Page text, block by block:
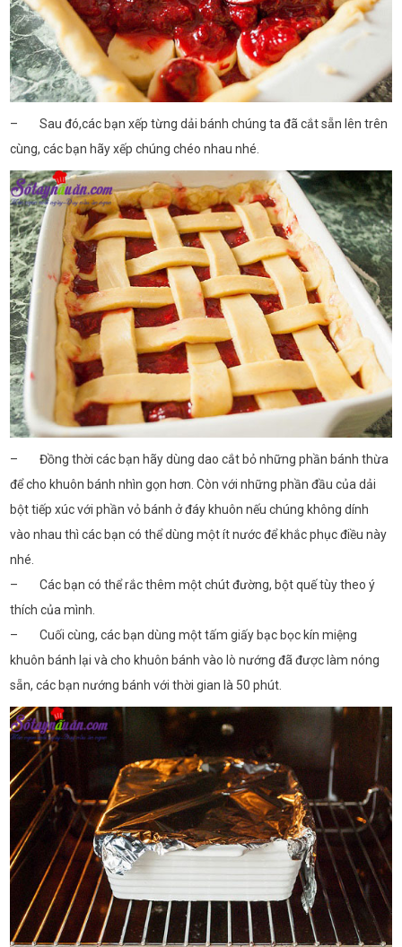
– Sau đó,các bạn xếp từng dải bánh chúng ta đã cắt sẵn lên trên
cùng, các bạn hãy xếp chúng chéo nhau nhé.
– Đồng thời các bạn hãy dùng dao cắt bỏ những phần bánh thừa
để cho khuôn bánh nhìn gọn hơn. Còn với những phần đầu của dải
bột tiếp xúc với phần vỏ bánh ở đáy khuôn nếu chúng không dính
vào nhau thì các bạn có thể dùng một ít nước để khắc phục điều này
nhé.
– Các bạn có thể rắc thêm một chút đường, bột quế tùy theo ý
thích của mình.
– Cuối cùng, các bạn dùng một tấm giấy bạc bọc kín miệng
khuôn bánh lại và cho khuôn bánh vào lò nướng đã được làm nóng
sẵn, các bạn nướng bánh với thời gian là 50 phút.